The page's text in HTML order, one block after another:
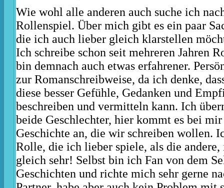
Wie wohl alle anderen auch suche ich
Rollenspiel. Über mich gibt es ein paar
die ich auch lieber gleich klarstellen
Ich schreibe schon seit mehreren Jahren
bin demnach auch etwas erfahrener.
zur Romanschreibweise, da ich denke,
diese besser Gefühle, Gedanken und
beschreiben und vermitteln kann. Ich
beide Geschlechter, hier kommt es bei
Geschichte an, die wir schreiben wollen.
Rolle, die ich lieber spiele, als die andere,
gleich sehr! Selbst bin ich Fan von dem
Geschichten und richte mich sehr gerne